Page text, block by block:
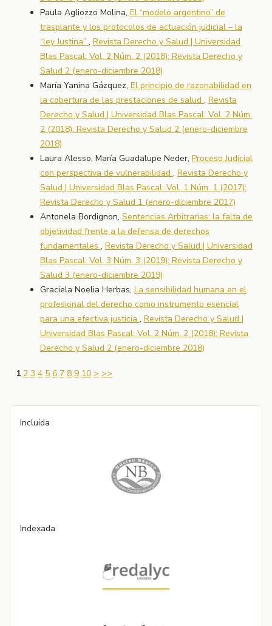
Paula Agliozzo Molina, El “modelo argentino” de
trasplante y los protocolos de actuación judicial – la
“ley Justina” , Revista Derecho y Salud | Universidad
Blas Pascal: Vol. 2 Núm. 2 (2018): Revista Derecho y
Salud 2 (enero-diciembre 2018)
María Yanina Gázquez, El principio de razonabilidad en
la cobertura de las prestaciones de salud , Revista
Derecho y Salud | Universidad Blas Pascal: Vol. 2 Núm.
2 (2018): Revista Derecho y Salud 2 (enero-diciembre
2018)
Laura Alesso, María Guadalupe Neder, Proceso Judicial
con perspectiva de vulnerabilidad , Revista Derecho y
Salud | Universidad Blas Pascal: Vol. 1 Núm. 1 (2017):
Revista Derecho y Salud 1 (enero-diciembre 2017)
Antonela Bordignon, Sentencias Arbitrarias: la falta de
objetividad frente a la defensa de derechos
fundamentales , Revista Derecho y Salud | Universidad
Blas Pascal: Vol. 3 Núm. 3 (2019): Revista Derecho y
Salud 3 (enero-diciembre 2019)
Graciela Noelia Herbas, La sensibilidad humana en el
profesional del derecho como instrumento esencial
para una efectiva justicia , Revista Derecho y Salud |
Universidad Blas Pascal: Vol. 2 Núm. 2 (2018): Revista
Derecho y Salud 2 (enero-diciembre 2018)
1 2 3 4 5 6 7 8 9 10 > >>
Incluida
Indexada